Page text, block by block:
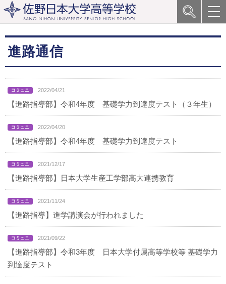
進路通信
2022/04/21
【進路指導部】令和4年度 基礎学力到達度テスト（３年生）
2022/04/20
【進路指導部】令和4年度 基礎学力到達度テスト
2021/12/17
【進路指導部】日本大学生産工学部高大連携教育
2021/11/24
【進路指導】進学講演会が行われました
2021/09/22
【進路指導部】令和3年度 日本大学付属高等学校等 基礎学力
到達度テスト